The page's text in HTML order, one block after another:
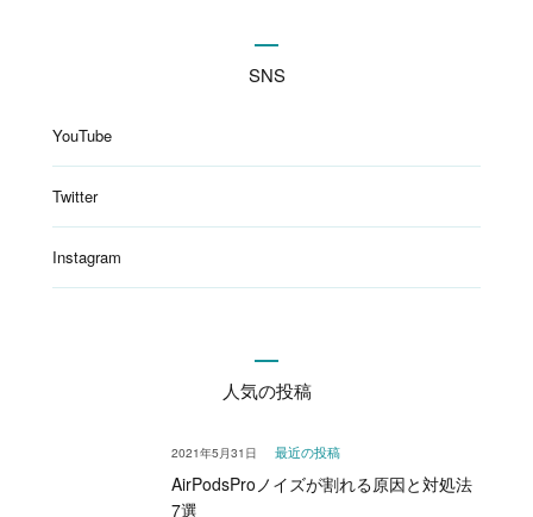
SNS
YouTube
Twitter
Instagram
人気の投稿
最近の投稿
AirPodsProノイズが割れる原因と対処法
7選
2021年5月31日